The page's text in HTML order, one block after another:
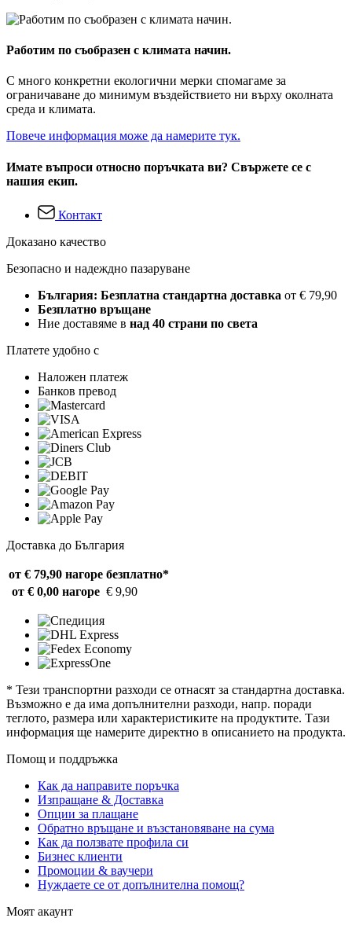
Работим по съобразен с климата начин.
С много конкретни екологични мерки спомагаме за
ограничаване до минимум въздействието ни върху околната
среда и климата.
Повече информация може да намерите тук.
Имате въпроси относно поръчката ви? Свържете се с
нашия екип.
Контакт
Доказано качество
Безопасно и надеждно пазаруване
България: Безплатна стандартна доставка от € 79,90
Безплатно връщане
Ние доставяме в над 40 страни по света
Платете удобно с
Наложен платеж
Банков превод
Доставка до България
от € 79,90 нагоре безплатно*
от € 0,00 нагоре € 9,90
* Тези транспортни разходи се отнасят за стандартна доставка.
Възможно е да има допълнителни разходи, напр. поради
теглото, размера или характеристиките на продуктите. Тази
информация ще намерите директно в описанието на продукта.
Помощ и поддръжка
Как да направите поръчка
Изпращане & Доставка
Опции за плащане
Обратно връщане и възстановяване на сума
Как да ползвате профила си
Бизнес клиенти
Промоции & ваучери
Нуждаете се от допълнителна помощ?
Моят акаунт